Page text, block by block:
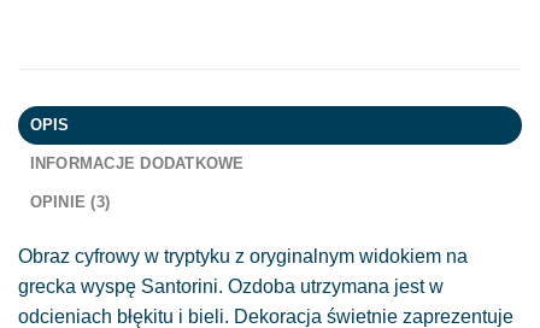
OPIS
INFORMACJE DODATKOWE
OPINIE (3)
Obraz cyfrowy w tryptyku z oryginalnym widokiem na
grecka wyspę Santorini. Ozdoba utrzymana jest w
odcieniach błękitu i bieli. Dekoracja świetnie zaprezentuje